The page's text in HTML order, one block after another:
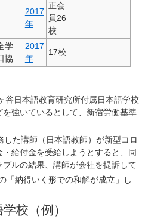
2017
年
正会
員26
校
学
協
2017
年
17校
谷日本語教育研究所付属日本語学校
を強いているとして、新宿労働基準
した講師（日本語教師）が新型コロ
給付金を受給しようとすると、同
ルの結果、講師が会社を提訴して
「納得いく形での和解が成立」し
校（例）